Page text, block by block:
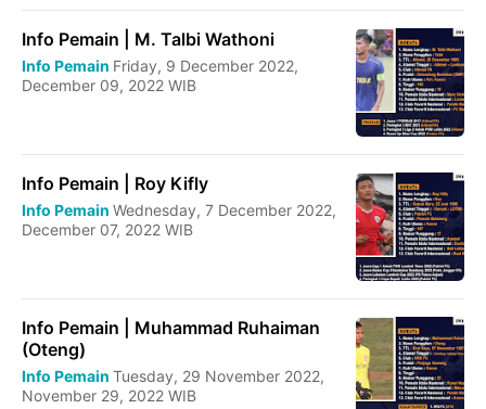
Info Pemain | M. Talbi Wathoni
Info Pemain Friday, 9 December 2022,
December 09, 2022 WIB
Info Pemain | Roy Kifly
Info Pemain Wednesday, 7 December 2022,
December 07, 2022 WIB
Info Pemain | Muhammad Ruhaiman
(Oteng)
Info Pemain Tuesday, 29 November 2022,
November 29, 2022 WIB